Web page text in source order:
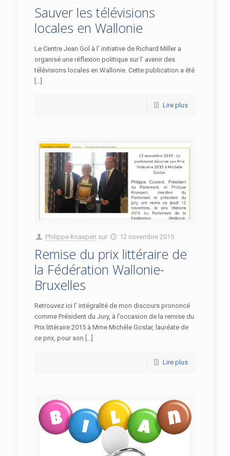
Sauver les télévisions
locales en Wallonie
Le Centre Jean Gol à l’ initiative de Richard Miller a
organisé une réflexion politique sur l’ avenir des
télévisions locales en Wallonie. Cette publication a été
Lire plus
Philippe Knaepen sur 12 novembre 2015
Remise du prix littéraire de
la Fédération Wallonie-
Bruxelles
Retrouvez ici l’ intégralité de mon discours prononcé
comme Président du Jury, à l’occasion de la remise du
Prix littéraire 2015 à Mme Michèle Goslar, lauréate de
ce prix, pour son […]
Lire plus